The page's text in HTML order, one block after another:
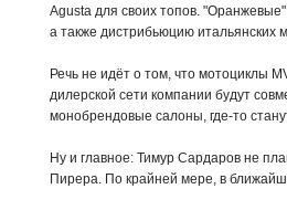
Agusta для своих топов.
а также дистрибьюцию итальянских
Речь не идёт о том, что мотоциклы
дилерской сети компании будут
монобрендовые салоны, где-то
Ну и главное: Тимур Сардаров не
Пирера. По крайней мере, в